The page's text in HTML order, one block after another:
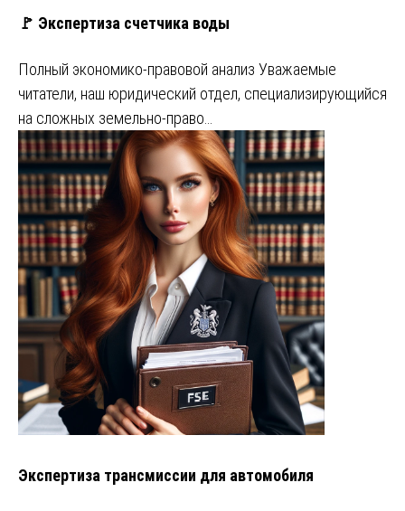
🚩 Экспертиза счетчика воды
Полный экономико-правовой анализ Уважаемые
читатели, наш юридический отдел, специализирующийся
на сложных земельно-право…
Экспертиза трансмиссии для автомобиля